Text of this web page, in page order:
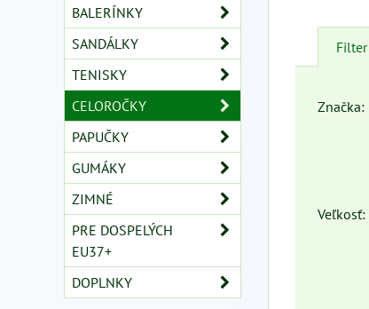
Filter
Značka:
Veľkosť:
BALERÍNKY
SANDÁLKY
TENISKY
CELOROČKY
PAPUČKY
GUMÁKY
ZIMNÉ
PRE DOSPELÝCH
EU37+
DOPLNKY